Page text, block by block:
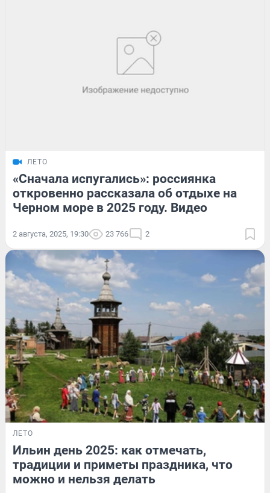
ЛЕТО
«Сначала испугались»: россиянка
откровенно рассказала об отдыхе на
Черном море в 2025 году. Видео
2 августа, 2025, 19:30 23 766 2
ЛЕТО
Ильин день 2025: как отмечать,
традиции и приметы праздника, что
можно и нельзя делать